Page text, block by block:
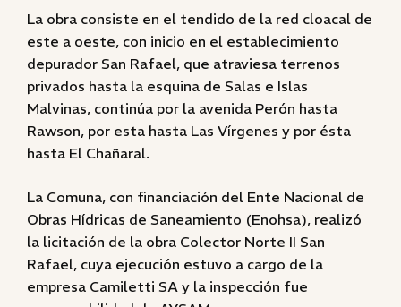
La obra consiste en el tendido de la red cloacal de
este a oeste, con inicio en el establecimiento
depurador San Rafael, que atraviesa terrenos
privados hasta la esquina de Salas e Islas
Malvinas, continúa por la avenida Perón hasta
Rawson, por esta hasta Las Vírgenes y por ésta
hasta El Chañaral.
La Comuna, con financiación del Ente Nacional de
Obras Hídricas de Saneamiento (Enohsa), realizó
la licitación de la obra Colector Norte II San
Rafael, cuya ejecución estuvo a cargo de la
empresa Camiletti SA y la inspección fue